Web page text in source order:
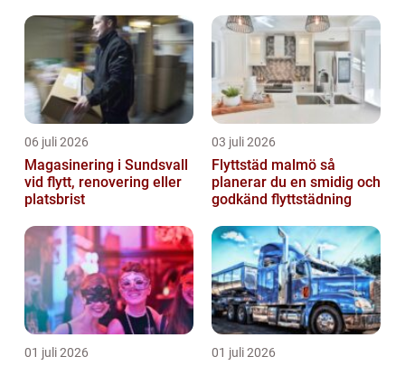
06 juli 2026
Magasinering i Sundsvall
vid flytt, renovering eller
platsbrist
03 juli 2026
Flyttstäd malmö så
planerar du en smidig och
godkänd flyttstädning
01 juli 2026 01 juli 2026